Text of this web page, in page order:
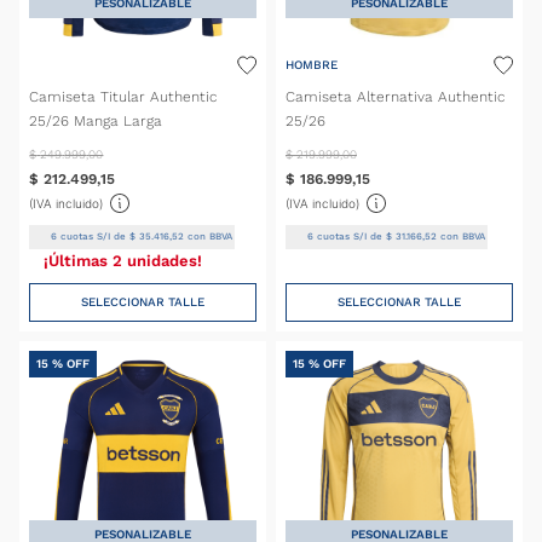
Camiseta Titular Authentic
25/26 Manga Larga
$ 249.999,00
$ 212.499,15
(IVA incluido)
6 cuotas S/I de$ 35 .416 ,52 con BBVA
¡Últimas 2 unidades!
SELECCIONAR TALLE
HOMBRE
Camiseta Alternativa Authentic
25/26
$ 219.999,00
$ 186.999,15
(IVA incluido)
6cuotas S/I de $ 31.166, 52 con BBVA
SELECCIONAR TALLE
PESONALIZABLE
15 % OFF
PESONALIZABLE
15 % OFF